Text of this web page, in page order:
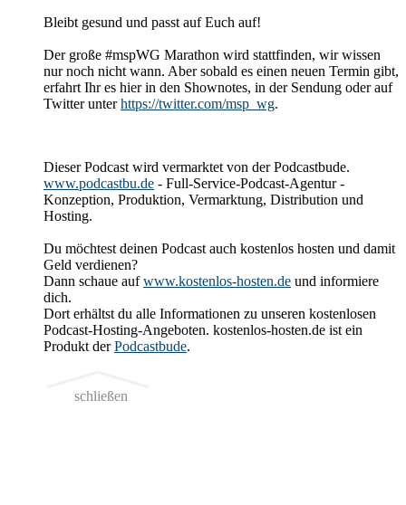
Bleibt gesund und passt auf Euch auf!
Der große #mspWG Marathon wird stattfinden, wir wissen
nur noch nicht wann. Aber sobald es einen neuen Termin gibt,
erfahrt Ihr es hier in den Shownotes, in der Sendung oder auf
Twitter unterhttps://twitter.com/msp_wg.
Dieser Podcast wird vermarktet von der Podcastbude.
www.podcastbu.de - Full-Service-Podcast-Agentur -
Konzeption, Produktion, Vermarktung, Distribution und
Hosting.
Du möchtest deinen Podcast auch kostenlos hosten und damit
Geld verdienen?
Dann schaue aufwww.kostenlos-hosten.de und informiere
dich.
Dort erhältst du alle Informationen zu unseren kostenlosen
Podcast-Hosting-Angeboten. kostenlos-hosten.de ist ein
Produkt derPodcastbude.
schließen